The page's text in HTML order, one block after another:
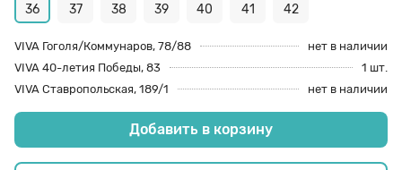
36 37 38 39 40 41 42
VIVA Гоголя/Коммунаров, 78/88
нет в наличии
VIVA 40-летия Победы, 83
1 шт.
VIVA Ставропольская, 189/1
нет в наличии
Добавить в корзину
8 den
Полустельки
Пропитка
Пяткоудерживатели